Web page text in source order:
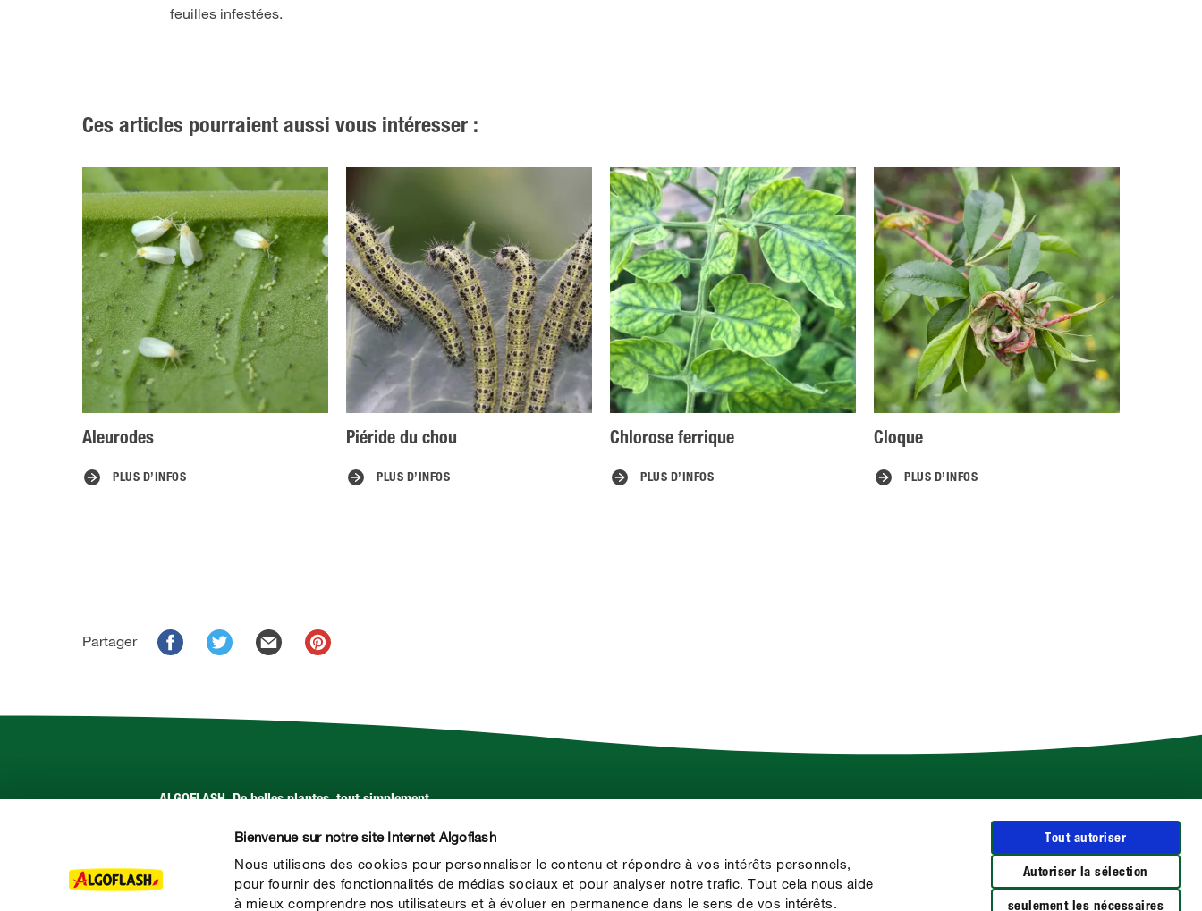
Bienvenue sur notre site Internet Algoflash
Nous utilisons des cookies pour personnaliser le contenu et répondre à vos intérêts personnels,
pour fournir des fonctionnalités de médias sociaux et pour analyser notre trafic. Tout cela nous aide
à mieux comprendre nos utilisateurs et à évoluer en permanence dans le sens de vos intérêts.
Tout autoriser
Autoriser la sélection
seulement les nécessaires
feuilles infestées.
Ces articles pourraient aussi vous intéresser :
Aleurodes
PLUS D’INFOS
Piéride du chou
PLUS D’INFOS
Chlorose ferrique
PLUS D’INFOS
Cloque
PLUS D’INFOS
Partager
ALGOFLASH. De belles plantes, tout simplement.
Presse
Les marques BARRIÈRE